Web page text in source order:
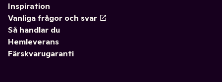
Inspiration
Vanliga frågor och svar
Så handlar du
Hemleverans
Färskvarugaranti